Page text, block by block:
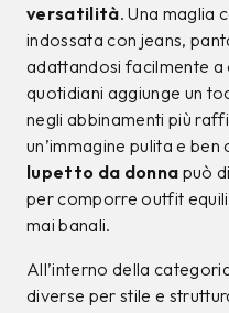
versatilità. Una maglia
indossata con jeans,
adattandosi facilmente
quotidiani aggiunge un
negli abbinamenti più
un’immagine pulita e
lupetto da donna può
per comporre outfit
mai banali.
All’interno della
diverse per stile e